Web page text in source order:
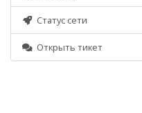
Статус сети
Открыть тикет